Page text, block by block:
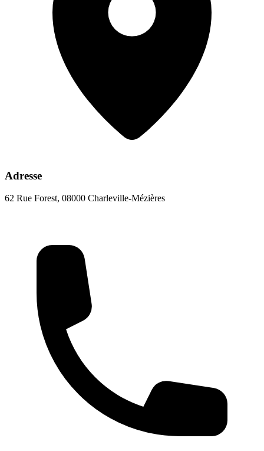
Adresse
62 Rue Forest, 08000 Charleville-Mézières